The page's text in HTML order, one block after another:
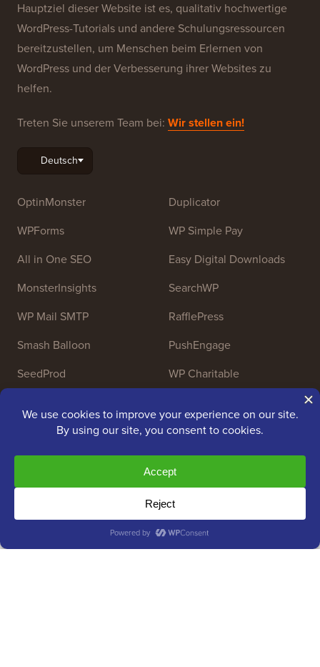
Hauptziel dieser Website ist es, qualitativ hochwertige
WordPress-Tutorials und andere Schulungsressourcen
bereitzustellen, um Menschen beim Erlernen von
WordPress und der Verbesserung ihrer Websites zu
helfen.
Treten Sie unserem Team bei: Wir stellen ein!
OptinMonster
WPForms
All in One SEO
MonsterInsights
WP Mail SMTP
Smash Balloon
SeedProd
Duplicator
WP Simple Pay
Easy Digital Downloads
SearchWP
RafflePress
PushEngage
WP Charitable
Copyright © 2009 - 2026 WPBeginner LLC. Alle Rechte
vorbehalten. WPBeginner® ist eine eingetragene Marke.
Awesome Motive|WordPress-Hosting
SiteGround